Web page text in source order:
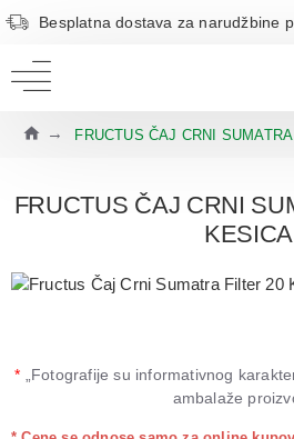
Besplatna dostava za narudžbine
FRUCTUS ČAJ CRNI
FRUCTUS ČAJ CRNI
KESICA
* „Fotografije su informativnog
ambalaže